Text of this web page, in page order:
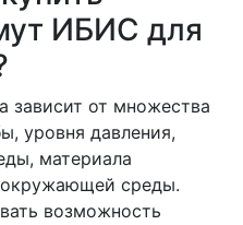
ИБИС для
зависит от множества
уровня давления,
материала
среды.
возможность